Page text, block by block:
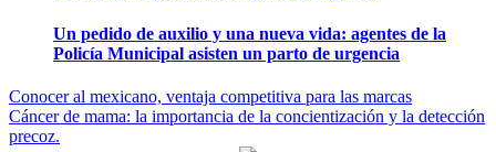
Un pedido de auxilio y una nueva vida: agentes de la
Policía Municipal asisten un parto de urgencia
Navegación
de
Conocer al mexicano, ventaja competitiva para las marcas
Cáncer de mama: la importancia de la concientización y la detección
precoz.